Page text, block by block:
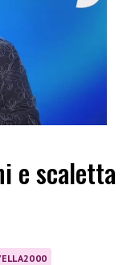
e scaletta